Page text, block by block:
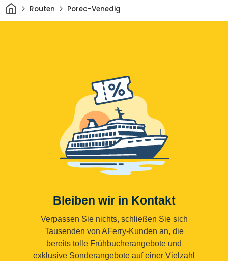
HeimRouten Porec-Venedig
Bleiben wir in Kontakt
Verpassen Sie nichts, schließen Sie sich
Tausenden von AFerry-Kunden an, die
bereits tolle Frühbucherangebote und
exklusive Sonderangebote auf einer Vielzahl